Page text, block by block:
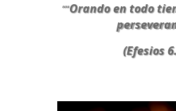
““Orando en todo
(Efesios